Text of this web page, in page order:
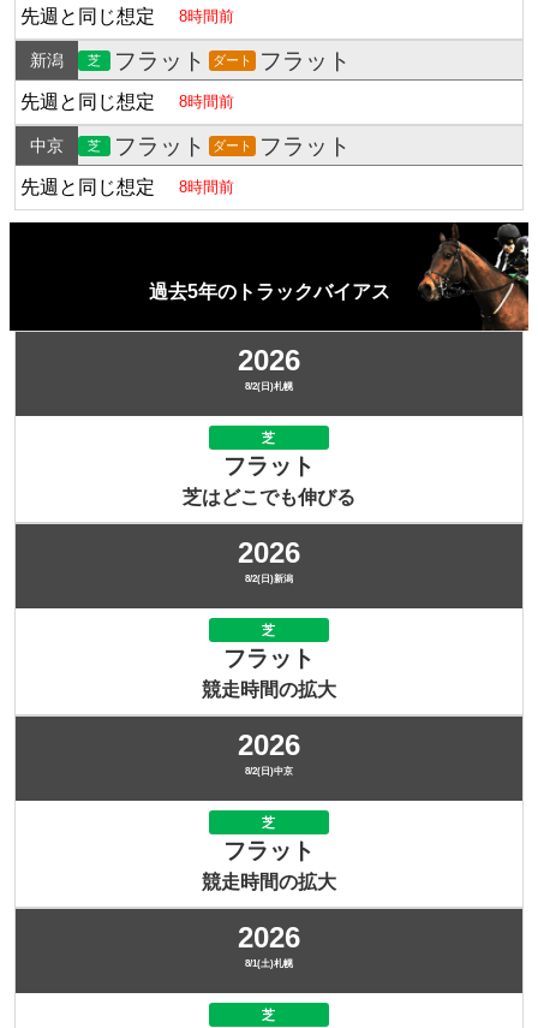
先週と同じ想定 8時間前
新潟 芝 フラット ダート フラット
先週と同じ想定 8時間前
中京 芝 フラット ダート フラット
先週と同じ想定 8時間前
過去5年のトラックバイアス
2026
8/2(日)札幌
芝
フラット
芝はどこでも伸びる
2026
8/2(日)新潟
芝
フラット
競走時間の拡大
2026
8/2(日)中京
芝
フラット
競走時間の拡大
2026
8/1(土)札幌
芝